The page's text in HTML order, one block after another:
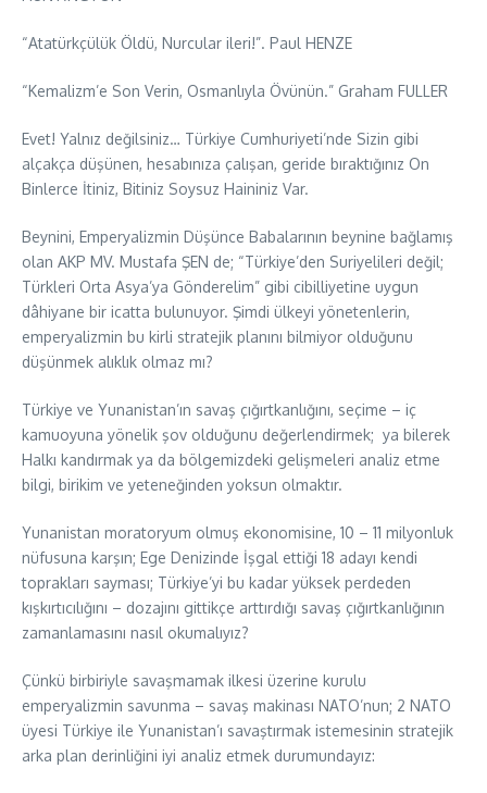
“Atatürkçülük Öldü, Nurcular ileri!”. Paul HENZE
“Kemalizm’e Son Verin, Osmanlıyla Övünün.” Graham FULLER
Evet! Yalnız değilsiniz… Türkiye Cumhuriyeti’nde Sizin gibi
alçakça düşünen, hesabınıza çalışan, geride bıraktığınız On
Binlerce İtiniz, Bitiniz Soysuz Haininiz Var.
Beynini, Emperyalizmin Düşünce Babalarının beynine bağlamış
olan AKP MV. Mustafa ŞEN de; “Türkiye’den Suriyelileri değil;
Türkleri Orta Asya’ya Gönderelim” gibi cibilliyetine uygun
dâhiyane bir icatta bulunuyor. Şimdi ülkeyi yönetenlerin,
emperyalizmin bu kirli stratejik planını bilmiyor olduğunu
düşünmek alıklık olmaz mı?
Türkiye ve Yunanistan’ın savaş çığırtkanlığını, seçime – iç
kamuoyuna yönelik şov olduğunu değerlendirmek; ya bilerek
Halkı kandırmak ya da bölgemizdeki gelişmeleri analiz etme
bilgi, birikim ve yeteneğinden yoksun olmaktır.
Yunanistan moratoryum olmuş ekonomisine, 10 – 11 milyonluk
nüfusuna karşın; Ege Denizinde İşgal ettiği 18 adayı kendi
toprakları sayması; Türkiye’yi bu kadar yüksek perdeden
kışkırtıcılığını – dozajını gittikçe arttırdığı savaş çığırtkanlığının
zamanlamasını nasıl okumalıyız?
Çünkü birbiriyle savaşmamak ilkesi üzerine kurulu
emperyalizmin savunma – savaş makinası NATO’nun; 2 NATO
üyesi Türkiye ile Yunanistan’ı savaştırmak istemesinin stratejik
arka plan derinliğini iyi analiz etmek durumundayız: